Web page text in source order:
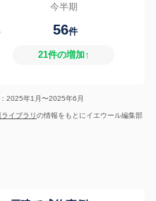
今半期
56件
21件の増加↑
2025年1月〜2025年6月
イブラリの情報をもとにイエウール編集部